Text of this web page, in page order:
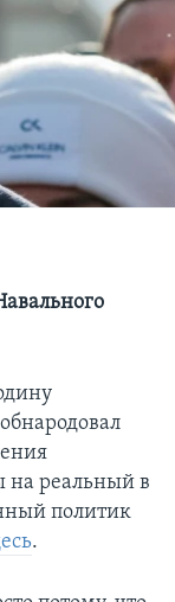
на реальный в
политик
.